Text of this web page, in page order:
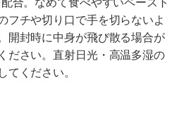
フチや切り口で手を切らないよ
開封時に中身が飛び散る場合が
ださい。直射日光・高温多湿の
てください。